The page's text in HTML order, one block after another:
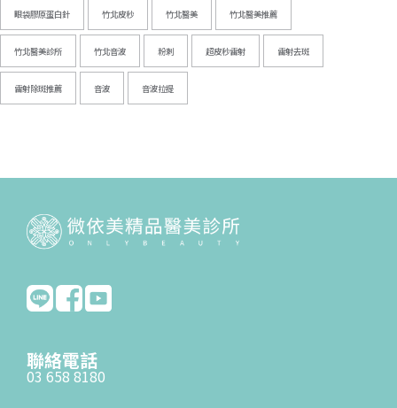
眼袋膠原蛋白針 竹北皮秒 竹北醫美 竹北醫美推薦
竹北醫美診所 竹北音波 粉刺 超皮秒雷射 雷射去斑
雷射除斑推薦 音波 音波拉提
聯絡電話
03 658 8180